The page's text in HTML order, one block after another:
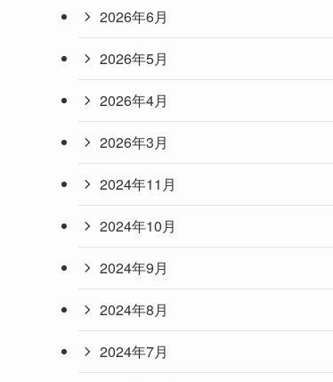
2026年6月
2026年5月
2026年4月
2026年3月
2024年11月
2024年10月
2024年9月
2024年8月
2024年7月